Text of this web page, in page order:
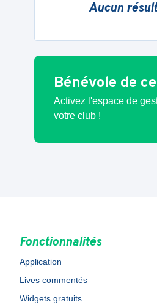
Aucun
Bénévole de
Activez l'espace de
votre club !
Fonctionnalités
Application
Lives commentés
Widgets gratuits